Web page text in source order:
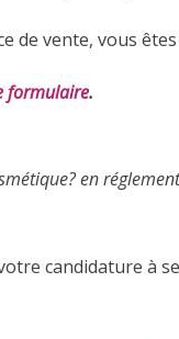
de vente, vous
formulaire.
en
candidature à